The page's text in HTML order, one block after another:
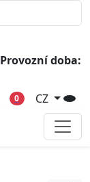
Provozní doba:
0 CZ